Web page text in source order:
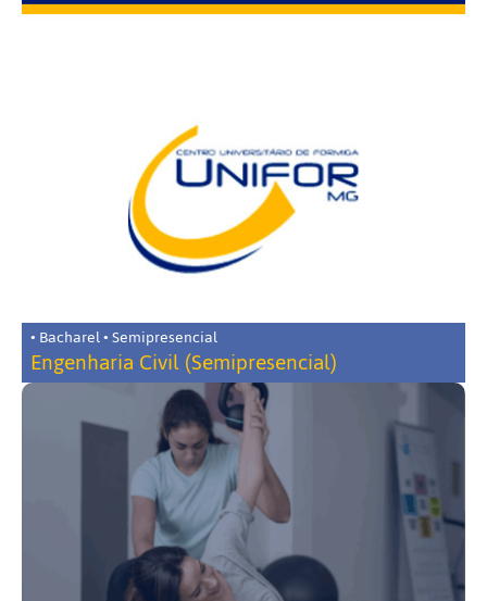
• Bacharel • Semipresencial
Engenharia Civil (Semipresencial)